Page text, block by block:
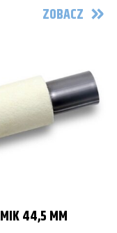
ZOBACZ
44,5 MM